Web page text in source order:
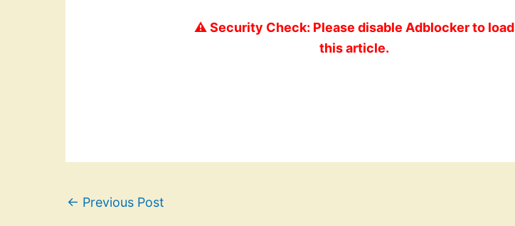
⚠️ Security Check: Please disable Adblocker to load
this article.
← Previous Post